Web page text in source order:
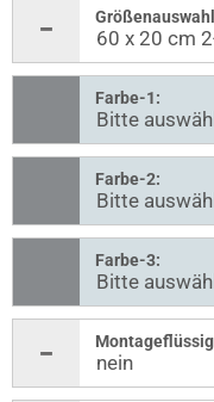
Farbe-1:
Farbe-2:
Farbe-3: